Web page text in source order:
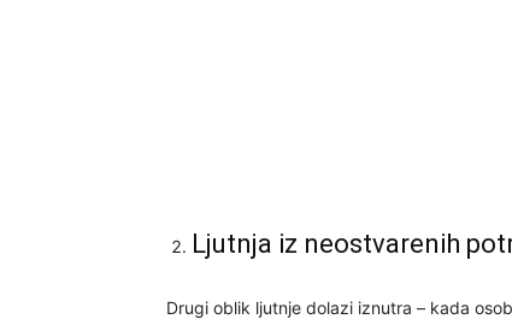
Ljutnja iz neostvarenih
Drugi oblik ljutnje dolazi iznutra – kada